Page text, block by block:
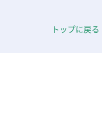
トップに戻る